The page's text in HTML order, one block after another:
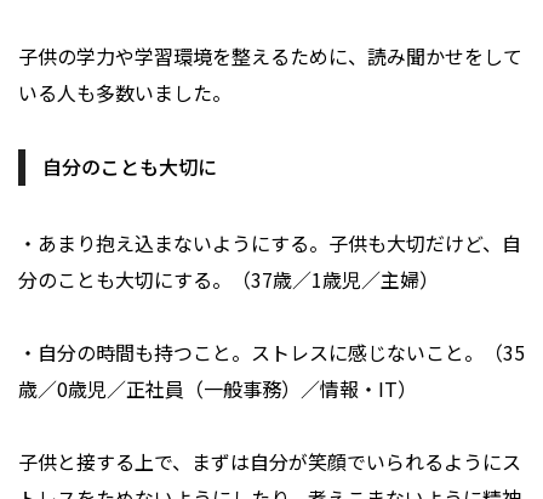
子供の学力や学習環境を整えるために、読み聞かせをして
いる人も多数いました。
自分のことも大切に
・あまり抱え込まないようにする。子供も大切だけど、自
分のことも大切にする。（37歳／1歳児／主婦）
・自分の時間も持つこと。ストレスに感じないこと。（35
歳／0歳児／正社員（一般事務）／情報・IT）
子供と接する上で、まずは自分が笑顔でいられるようにス